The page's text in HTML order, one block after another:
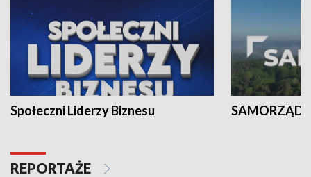
Społeczni Liderzy Biznesu SAMORZĄD
REPORTAŻE